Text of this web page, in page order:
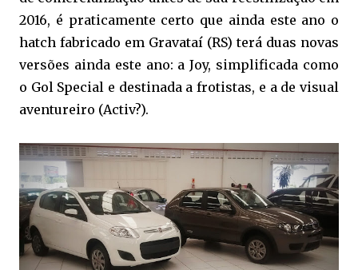
2016, é praticamente certo que ainda este ano o
hatch fabricado em Gravataí (RS) terá duas novas
versões ainda este ano: a Joy, simplificada como
o Gol Special e destinada a frotistas, e a de visual
aventureiro (Activ?).